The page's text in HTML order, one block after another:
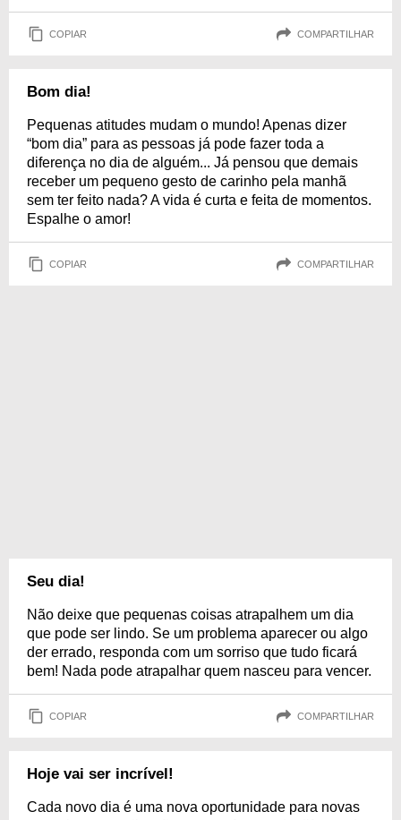
COPIAR COMPARTILHAR
Bom dia!
Pequenas atitudes mudam o mundo! Apenas dizer
“bom dia” para as pessoas já pode fazer toda a
diferença no dia de alguém... Já pensou que demais
receber um pequeno gesto de carinho pela manhã
sem ter feito nada? A vida é curta e feita de momentos.
Espalhe o amor!
COPIAR COMPARTILHAR
Seu dia!
Não deixe que pequenas coisas atrapalhem um dia
que pode ser lindo. Se um problema aparecer ou algo
der errado, responda com um sorriso que tudo ficará
bem! Nada pode atrapalhar quem nasceu para vencer.
COPIAR COMPARTILHAR
Hoje vai ser incrível!
Cada novo dia é uma nova oportunidade para novas